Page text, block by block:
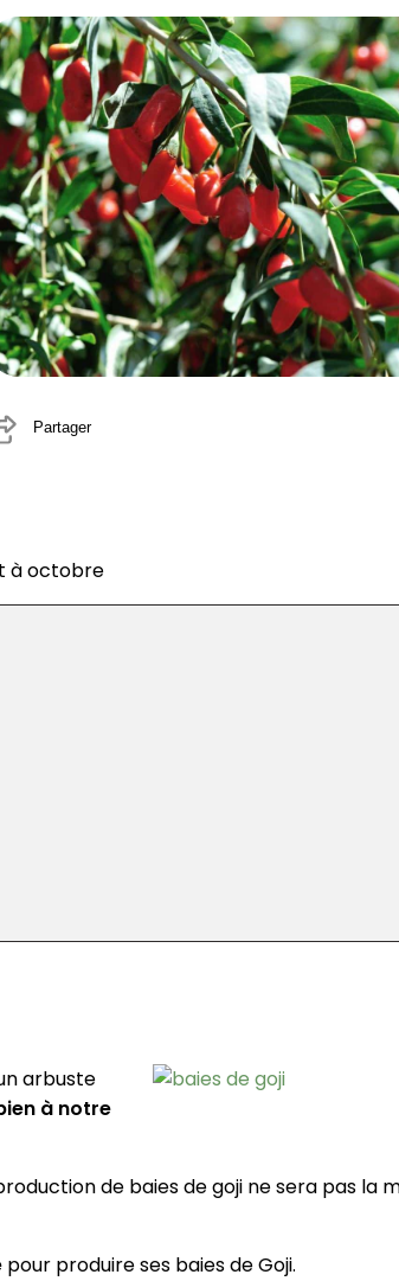
Partager
à octobre
arbuste
à notre
de baies de goji ne sera pas la
pour produire ses baies de Goji.